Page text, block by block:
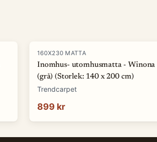
160X230 MATTA
Inomhus- utomhusmatta - Winona
(grå) (Storlek: 140 x 200 cm)
Trendcarpet
899 kr